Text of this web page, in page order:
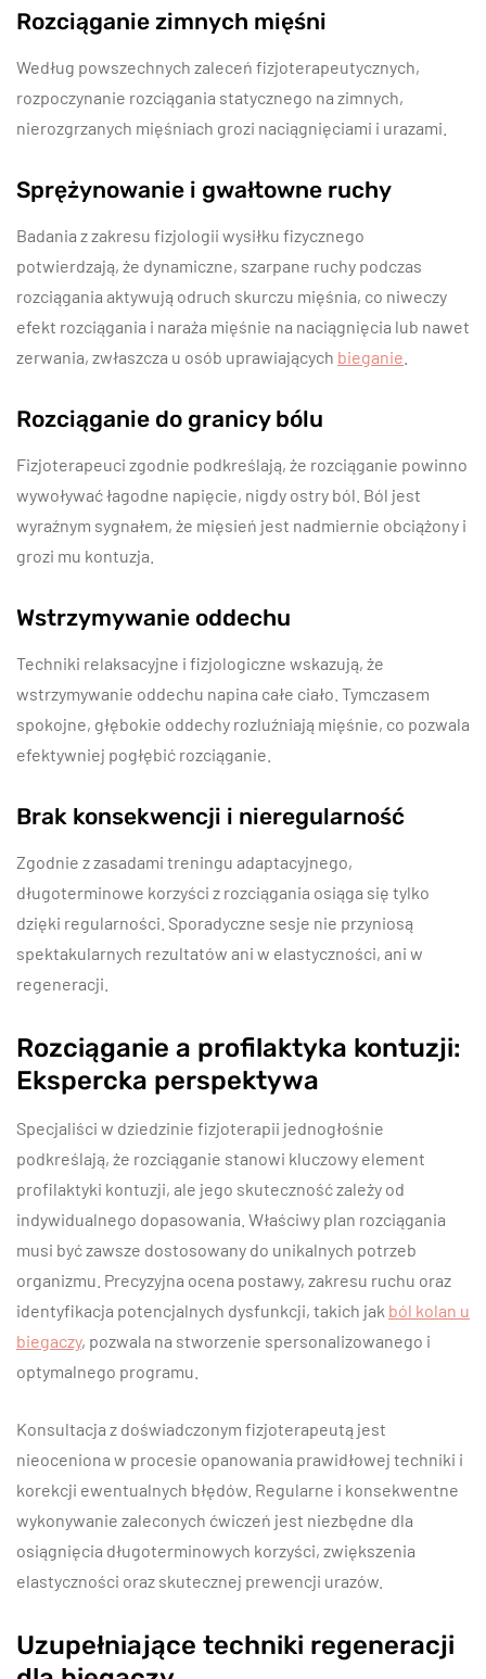
Rozciąganie zimnych mięśni
Według powszechnych zaleceń fizjoterapeutycznych,
rozpoczynanie rozciągania statycznego na zimnych,
nierozgrzanych mięśniach grozi naciągnięciami i urazami.
Sprężynowanie i gwałtowne ruchy
Badania z zakresu fizjologii wysiłku fizycznego
potwierdzają, że dynamiczne, szarpane ruchy podczas
rozciągania aktywują odruch skurczu mięśnia, co niweczy
efekt rozciągania i naraża mięśnie na naciągnięcia lub nawet
zerwania, zwłaszcza u osób uprawiających bieganie
Rozciąganie do granicy bólu
Fizjoterapeuci zgodnie podkreślają, że rozciąganie powinno
wywoływać łagodne napięcie, nigdy ostry ból. Ból jest
wyraźnym sygnałem, że mięsień jest nadmiernie obciążony i
grozi mu kontuzja.
Wstrzymywanie oddechu
Techniki relaksacyjne i fizjologiczne wskazują, że
wstrzymywanie oddechu napina całe ciało. Tymczasem
spokojne, głębokie oddechy rozluźniają mięśnie, co pozwala
efektywniej pogłębić rozciąganie.
Brak konsekwencji i nieregularność
Zgodnie z zasadami treningu adaptacyjnego,
długoterminowe korzyści z rozciągania osiąga się tylko
dzięki regularności. Sporadyczne sesje nie przyniosą
spektakularnych rezultatów ani w elastyczności, ani w
regeneracji.
Rozciąganie a profilaktyka kontuzji:
Ekspercka perspektywa
Specjaliści w dziedzinie fizjoterapii jednogłośnie
podkreślają, że rozciąganie stanowi kluczowy element
profilaktyki kontuzji, ale jego skuteczność zależy od
indywidualnego dopasowania. Właściwy plan rozciągania
musi być zawsze dostosowany do unikalnych potrzeb
organizmu. Precyzyjna ocena postawy, zakresu ruchu oraz
identyfikacja potencjalnych dysfunkcji, takich jak ból kolan u
biegaczy, pozwala na stworzenie spersonalizowanego i
optymalnego programu.
Konsultacja z doświadczonym fizjoterapeutą jest
nieoceniona w procesie opanowania prawidłowej techniki i
korekcji ewentualnych błędów. Regularne i konsekwentne
wykonywanie zaleconych ćwiczeń jest niezbędne dla
osiągnięcia długoterminowych korzyści, zwiększenia
elastyczności oraz skutecznej prewencji urazów.
Uzupełniające techniki regeneracji